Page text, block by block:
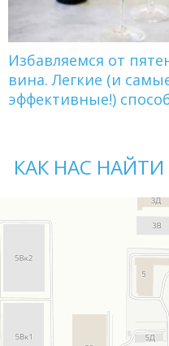
Избавляемся от
вина. Легкие (и
эффективные!)
КАК НАС НАЙТИ